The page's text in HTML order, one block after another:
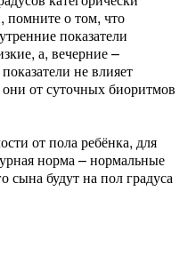
помните о том, что
показатели
а, вечерние –
не влияет
они от суточных биоритмов
от пола ребёнка, для
норма – нормальные
сына будут на пол градуса